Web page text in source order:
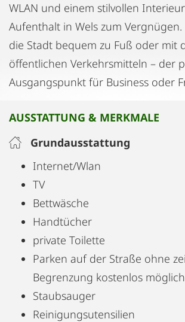
WLAN und einem stilvollen
Aufenthalt in Wels zum Vergnügen.
die Stadt bequem zu Fuß oder mit
öffentlichen Verkehrsmitteln – der
Ausgangspunkt für Business oder
AUSSTATTUNG & MERKMALE
Grundausstattung
Internet/Wlan
TV
Bettwäsche
Handtücher
private Toilette
Parken auf der Straße ohne
Begrenzung kostenlos möglich
Staubsauger
Reinigungsutensilien